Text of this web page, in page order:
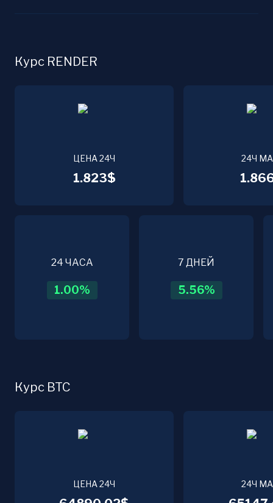
Курс RENDER
ЦЕНА 24Ч
1.823$
24Ч
24 ЧАСА
1.00%
7 ДНЕЙ
5.56%
Курс BTC
ЦЕНА 24Ч 24Ч